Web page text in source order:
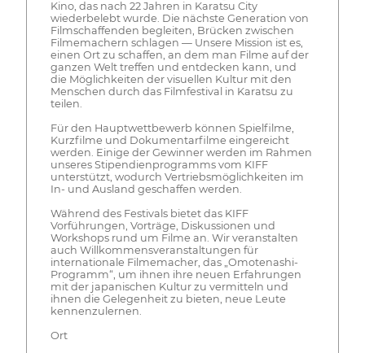
Kino, das nach 22 Jahren in Karatsu City
wiederbelebt wurde. Die nächste Generation von
Filmschaffenden begleiten, Brücken zwischen
Filmemachern schlagen — Unsere Mission ist es,
einen Ort zu schaffen, an dem man Filme auf der
ganzen Welt treffen und entdecken kann, und
die Möglichkeiten der visuellen Kultur mit den
Menschen durch das Filmfestival in Karatsu zu
teilen.
Für den Hauptwettbewerb können Spielfilme,
Kurzfilme und Dokumentarfilme eingereicht
werden. Einige der Gewinner werden im Rahmen
unseres Stipendienprogramms vom KIFF
unterstützt, wodurch Vertriebsmöglichkeiten im
In- und Ausland geschaffen werden.
Während des Festivals bietet das KIFF
Vorführungen, Vorträge, Diskussionen und
Workshops rund um Filme an. Wir veranstalten
auch Willkommensveranstaltungen für
internationale Filmemacher, das „Omotenashi-
Programm“, um ihnen ihre neuen Erfahrungen
mit der japanischen Kultur zu vermitteln und
ihnen die Gelegenheit zu bieten, neue Leute
kennenzulernen.
Ort